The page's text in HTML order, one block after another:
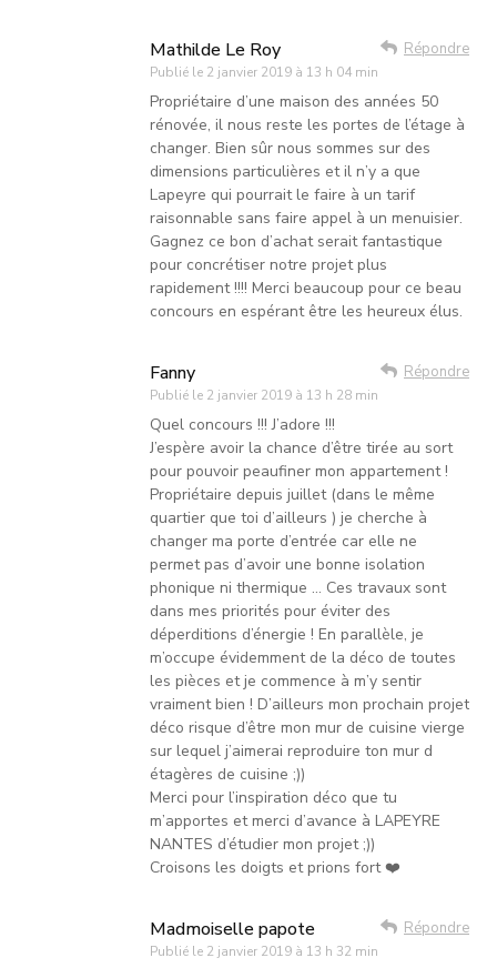
Mathilde Le Roy
Publié le 2 janvier 2019 à 13 h 04 min
Répondre
Propriétaire d’une maison des années 50
rénovée, il nous reste les portes de l’étage à
changer. Bien sûr nous sommes sur des
dimensions particulières et il n’y a que
Lapeyre qui pourrait le faire à un tarif
raisonnable sans faire appel à un menuisier.
Gagnez ce bon d’achat serait fantastique
pour concrétiser notre projet plus
rapidement !!!! Merci beaucoup pour ce beau
concours en espérant être les heureux élus.
Fanny
Publié le 2 janvier 2019 à 13 h 28 min
Répondre
Quel concours !!! J’adore !!!
J’espère avoir la chance d’être tirée au sort
pour pouvoir peaufiner mon appartement !
Propriétaire depuis juillet (dans le même
quartier que toi d’ailleurs ) je cherche à
changer ma porte d’entrée car elle ne
permet pas d’avoir une bonne isolation
phonique ni thermique … Ces travaux sont
dans mes priorités pour éviter des
déperditions d’énergie ! En parallèle, je
m’occupe évidemment de la déco de toutes
les pièces et je commence à m’y sentir
vraiment bien ! D’ailleurs mon prochain projet
déco risque d’être mon mur de cuisine vierge
sur lequel j’aimerai reproduire ton mur d
étagères de cuisine ;))
Merci pour l’inspiration déco que tu
m’apportes et merci d’avance à LAPEYRE
NANTES d’étudier mon projet ;))
Croisons les doigts et prions fort ❤️
Madmoiselle papote
Publié le 2 janvier 2019 à 13 h 32 min
Répondre